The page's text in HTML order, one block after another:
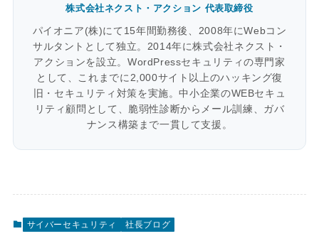
株式会社ネクスト・アクション 代表取締役
パイオニア(株)にて15年間勤務後、2008年にWebコン
サルタントとして独立。2014年に株式会社ネクスト・
アクションを設立。WordPressセキュリティの専門家
として、これまでに2,000サイト以上のハッキング復
旧・セキュリティ対策を実施。中小企業のWEBセキュ
リティ顧問として、脆弱性診断からメール訓練、ガバ
ナンス構築まで一貫して支援。
サイバーセキュリティ 社長ブログ